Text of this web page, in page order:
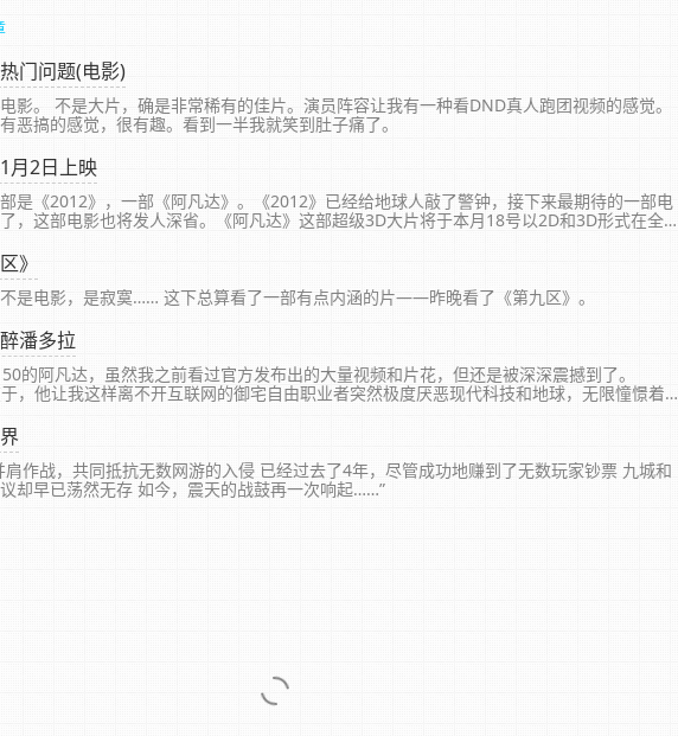
门问题(电影)
影。 不是大片，确是非常稀有的佳片。演员阵容让我有一种看DND真人跑团视频的感觉。
恶搞的感觉，很有趣。看到一半我就笑到肚子痛了。
月2日上映
是《2012》，一部《阿凡达》。《2012》已经给地球人敲了警钟，接下来最期待的一部电
，这部电影也将发人深省。《阿凡达》这部超级3D大片将于本月18号以2D和3D形式在全球
》
是电影，是寂寞…… 这下总算看了一部有点内涵的片——昨晚看了《第九区》。
潘多拉
的阿凡达，虽然我之前看过官方发布出的大量视频和片花，但还是被深深震撼到了。
，他让我这样离不开互联网的御宅自由职业者突然极度厌恶现代科技和地球，无限憧憬着潘
肩作战，共同抵抗无数网游的入侵 已经过去了4年，尽管成功地赚到了无数玩家钞票 九城和
却早已荡然无存 如今，震天的战鼓再一次响起……”